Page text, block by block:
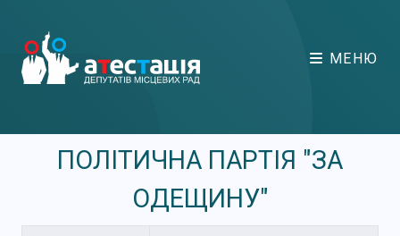
МЕНЮ
ПОЛІТИЧНА ПАРТІЯ "ЗА
ОДЕЩИНУ"